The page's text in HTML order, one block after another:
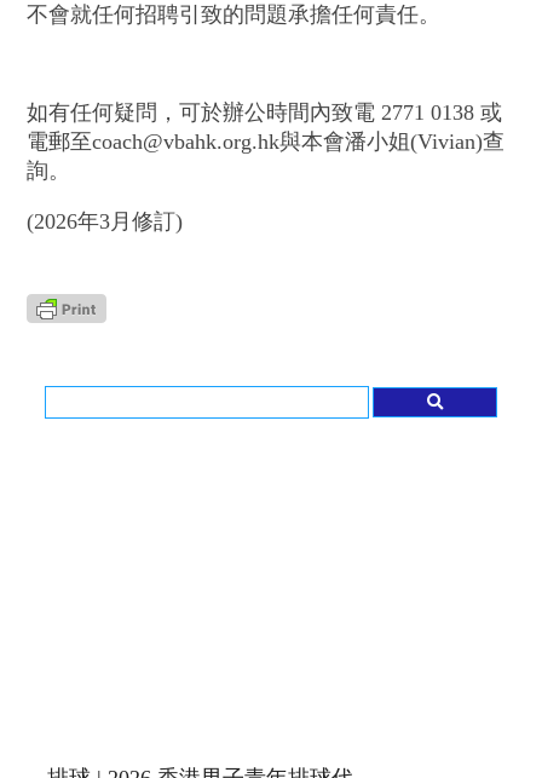
不會就任何招聘引致的問題承擔任何責任。
如有任何疑問，可於辦公時間內致電 2771 0138 或
電郵至coach@vbahk.org.hk與本會潘小姐(Vivian)查
詢。
(2026年3月修訂)